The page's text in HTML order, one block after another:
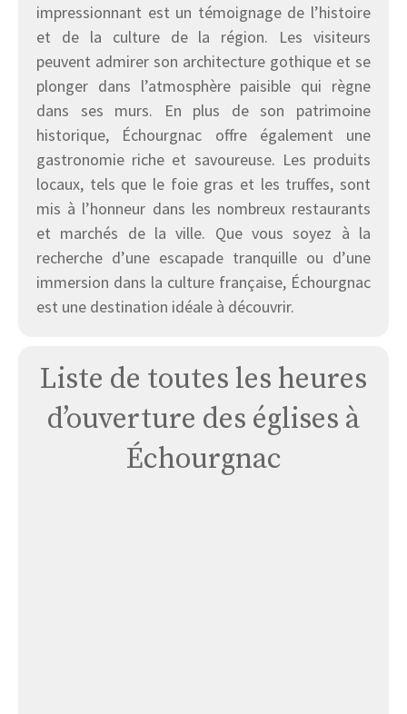
impressionnant est un témoignage de l’histoire
et de la culture de la région. Les visiteurs
peuvent admirer son architecture gothique et se
plonger dans l’atmosphère paisible qui règne
dans ses murs. En plus de son patrimoine
historique, Échourgnac offre également une
gastronomie riche et savoureuse. Les produits
locaux, tels que le foie gras et les truffes, sont
mis à l’honneur dans les nombreux restaurants
et marchés de la ville. Que vous soyez à la
recherche d’une escapade tranquille ou d’une
immersion dans la culture française, Échourgnac
est une destination idéale à découvrir.
Liste de toutes les heures
d’ouverture des églises à
Échourgnac